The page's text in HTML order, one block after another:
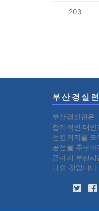
203
부산경실련
부산경실련은
합리적인 대
선한의지를
공선을 추구
끝까지 부산
다할 것입니다.